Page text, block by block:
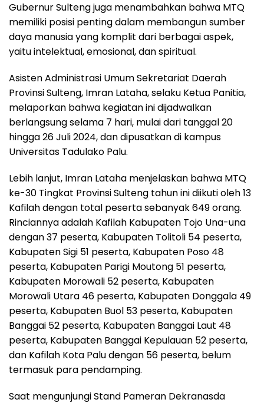
Gubernur Sulteng juga menambahkan bahwa MTQ
memiliki posisi penting dalam membangun sumber
daya manusia yang komplit dari berbagai aspek,
yaitu intelektual, emosional, dan spiritual.
Asisten Administrasi Umum Sekretariat Daerah
Provinsi Sulteng, Imran Lataha, selaku Ketua Panitia,
melaporkan bahwa kegiatan ini dijadwalkan
berlangsung selama 7 hari, mulai dari tanggal 20
hingga 26 Juli 2024, dan dipusatkan di kampus
Universitas Tadulako Palu.
Lebih lanjut, Imran Lataha menjelaskan bahwa MTQ
ke-30 Tingkat Provinsi Sulteng tahun ini diikuti oleh 13
Kafilah dengan total peserta sebanyak 649 orang.
Rinciannya adalah Kafilah Kabupaten Tojo Una-una
dengan 37 peserta, Kabupaten Tolitoli 54 peserta,
Kabupaten Sigi 51 peserta, Kabupaten Poso 48
peserta, Kabupaten Parigi Moutong 51 peserta,
Kabupaten Morowali 52 peserta, Kabupaten
Morowali Utara 46 peserta, Kabupaten Donggala 49
peserta, Kabupaten Buol 53 peserta, Kabupaten
Banggai 52 peserta, Kabupaten Banggai Laut 48
peserta, Kabupaten Banggai Kepulauan 52 peserta,
dan Kafilah Kota Palu dengan 56 peserta, belum
termasuk para pendamping.
Saat mengunjungi Stand Pameran Dekranasda